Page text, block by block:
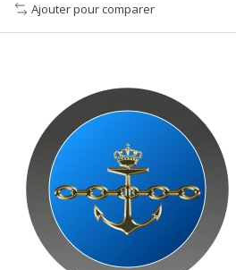
Ajouter pour comparer